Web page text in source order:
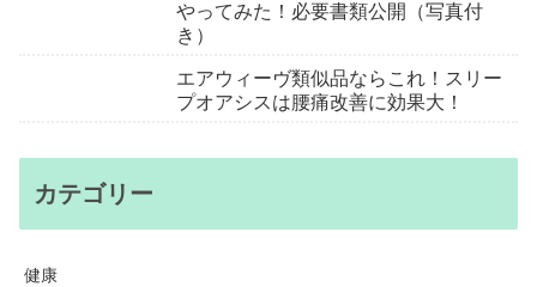
やってみた！必要書類公開（写真付
き）
エアウィーヴ類似品ならこれ！スリー
プオアシスは腰痛改善に効果大！
カテゴリー
健康